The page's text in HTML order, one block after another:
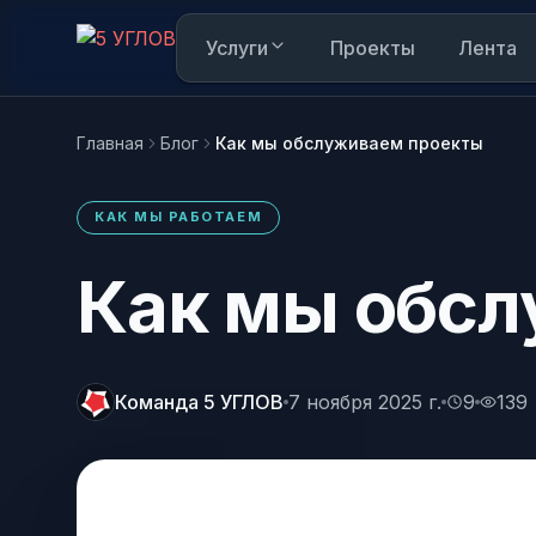
Услуги Проекты Лента
Вам интересно
Пока интересы не накоплены. Как только
@mop_5corners — обычно отвечаем за 15 мин
Главная Блог Как мы обслуживаем проекты
КАК МЫ РАБОТАЕМ
Как мы
Команда 5 УГЛОВ 7 ноября 2025 г. 9 139